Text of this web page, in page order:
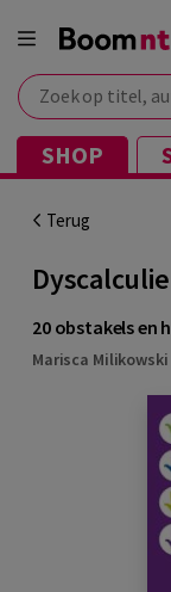
Zoek op titel,
SHOP
Terug
20 obstakels en
Marisca Milikowski